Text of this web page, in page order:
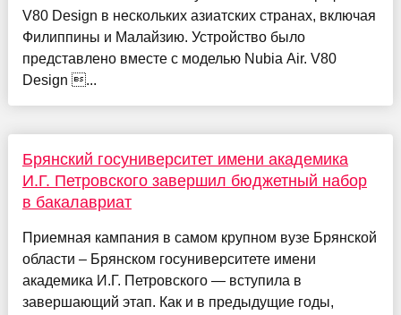
V80 Design в нескольких азиатских странах, включая
Филиппины и Малайзию. Устройство было
представлено вместе с моделью Nubia Air. V80
Design ...
Брянский госуниверситет имени академика
И.Г. Петровского завершил бюджетный набор
в бакалавриат
Приемная кампания в самом крупном вузе Брянской
области – Брянском госуниверситете имени
академика И.Г. Петровского — вступила в
завершающий этап. Как и в предыдущие годы,